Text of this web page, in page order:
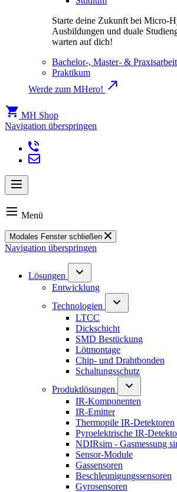
Starte deine Zukunft bei Micro-
Ausbildungen und duale
warten auf dich!
Bachelor-, Master- &
Praktikum
Werde zum MHero!
MH Shop
Navigation überspringen
Menü
Modales Fenster schließen
Navigation überspringen
Lösungen
Entwicklung
Technologien
LTCC
Dickschicht
SMD Bestückung
Lötmontage
Chip- und Drahtbonden
Schaltungsschutz
Produktlösungen
IR-Komponenten
IR-Emitter
Thermopile IR-Detektoren
Pyroelektrische IR-
NDIRsim - Gasmessung
Sensor-Module
Gassensoren
Beschleunigungssensoren
Gyrosensoren